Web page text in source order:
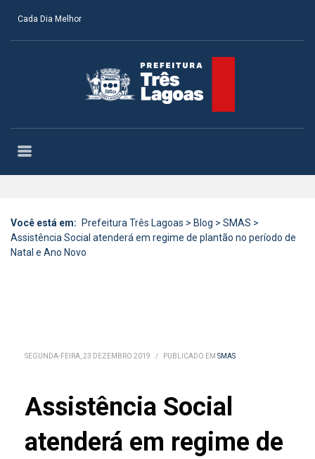
Cada Dia Melhor
Você está em: Prefeitura Três Lagoas > Blog > SMAS >
Assistência Social atenderá em regime de plantão no período de
Natal e Ano Novo
SEGUNDA-FEIRA, 23 DEZEMBRO 2019 / PUBLICADO EM SMAS
Assistência Social
atenderá em regime de